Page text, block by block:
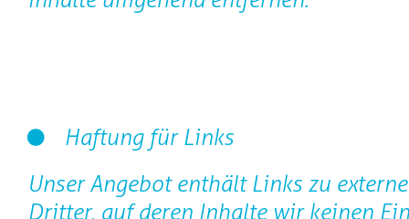
Haftung für Links
Unser Angebot enthält Links zu
Dritter, auf deren Inhalte wir keinen